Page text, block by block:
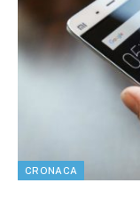
CRONACA